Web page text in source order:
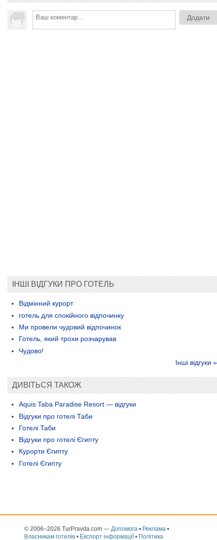
ІНШІ ВІДГУКИ ПРО ГОТЕЛЬ
Відмінний курорт
готель для спокійного відпочинку
Ми провели чудовий відпочинок
Готель, який трохи розчарував
Чудово!
Інші відгуки »
ДИВІТЬСЯ ТАКОЖ
Aquis Taba Paradise Resort — відгуки
Відгуки про готелі Таби
Готелі Таби
Відгуки про готелі Єгипту
Курорти Єгипту
Готелі Єгипту
© 2006–2026 TurPravda.com — Допомога • Реклама •
Власникам готелів • Експорт інформаціЇ • Політика